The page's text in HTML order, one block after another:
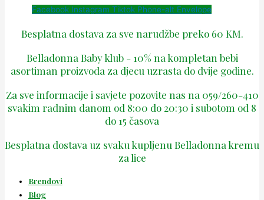
Facebook Instagram Tiktok Phone-alt Envelope
Besplatna dostava za sve narudžbe preko 60 KM.
Belladonna Baby klub - 10% na kompletan bebi
asortiman proizvoda za djecu uzrasta do dvije godine.
Za sve informacije i savjete pozovite nas na 059/260-410
svakim radnim danom od 8:00 do 20:30 i subotom od 8
do 15 časova
Besplatna dostava uz svaku kupljenu Belladonna kremu
za lice
Brendovi
Blog